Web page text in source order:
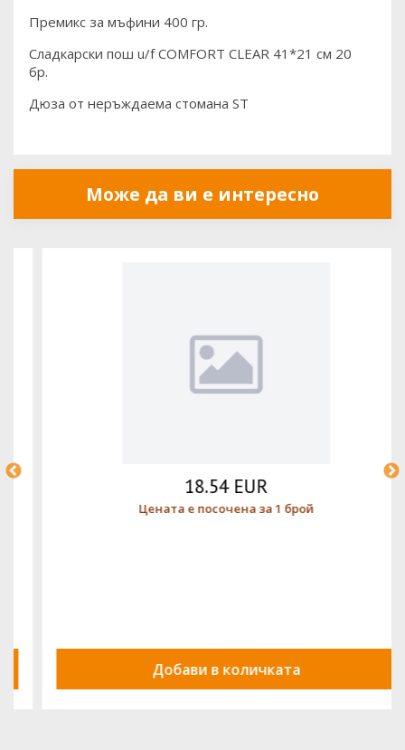
Премикс за мъфини 400 гр.
Сладкарски пош u/f COMFORT CLEAR 41*21 см 20
бр.
Дюза от неръждаема стомана ST
Може да ви е интересно
18.54 EUR
Цената е посочена за 1 брой
Добави в количката